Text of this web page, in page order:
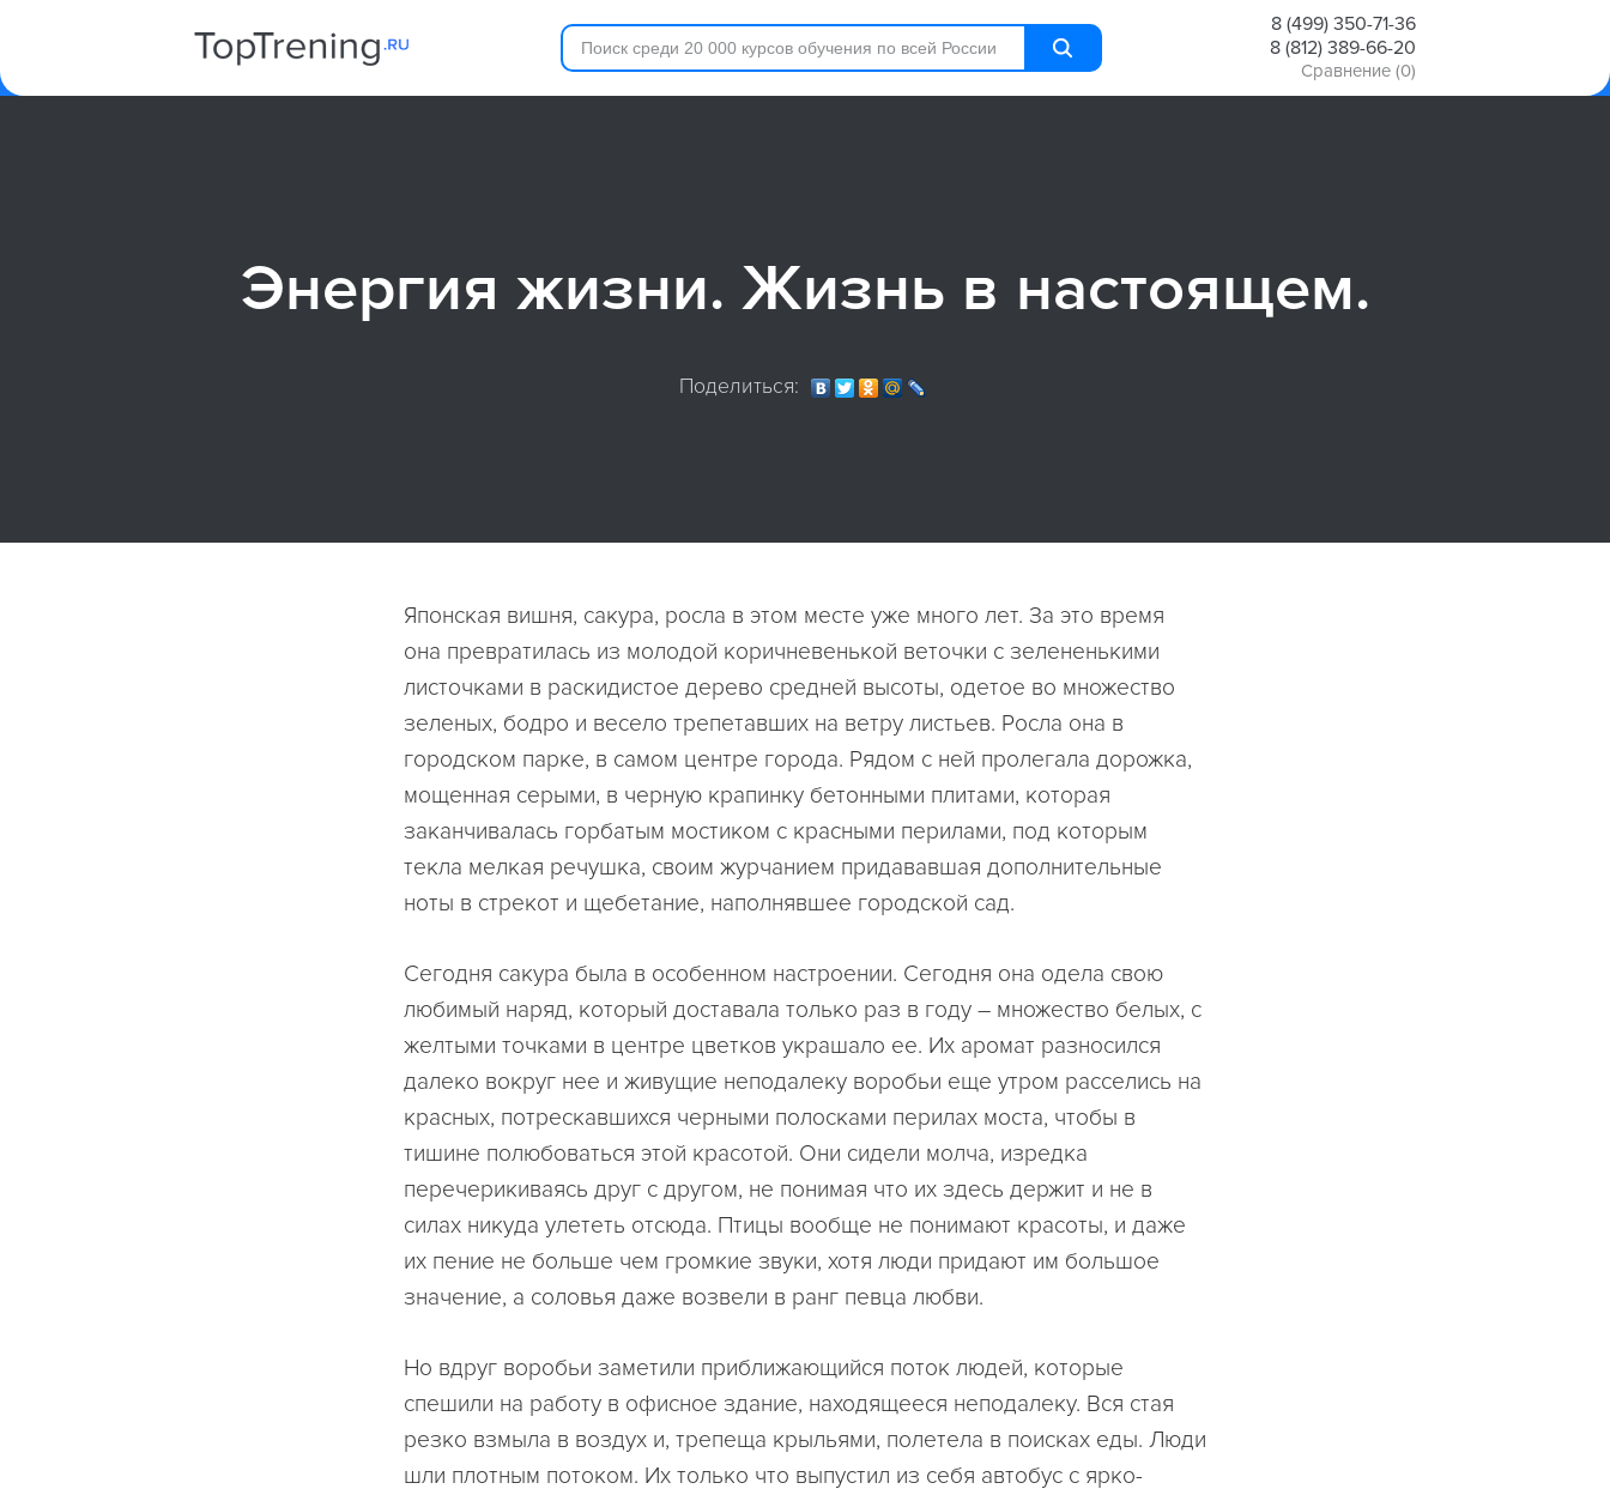
8 (499) 350-71-36
8 (812) 389-66-20
Сравнение (0)
Энергия жизни. Жизнь в настоящем.
Поделиться:
Японская вишня, сакура, росла в этом месте уже много лет. За это время
она превратилась из молодой коричневенькой веточки с зелененькими
листочками в раскидистое дерево средней высоты, одетое во множество
зеленых, бодро и весело трепетавших на ветру листьев. Росла она в
городском парке, в самом центре города. Рядом с ней пролегала дорожка,
мощенная серыми, в черную крапинку бетонными плитами, которая
заканчивалась горбатым мостиком с красными перилами, под которым
текла мелкая речушка, своим журчанием придававшая дополнительные
ноты в стрекот и щебетание, наполнявшее городской сад.
Сегодня сакура была в особенном настроении. Сегодня она одела свою
любимый наряд, который доставала только раз в году – множество белых, с
желтыми точками в центре цветков украшало ее. Их аромат разносился
далеко вокруг нее и живущие неподалеку воробьи еще утром расселись на
красных, потрескавшихся черными полосками перилах моста, чтобы в
тишине полюбоваться этой красотой. Они сидели молча, изредка
перечерикиваясь друг с другом, не понимая что их здесь держит и не в
силах никуда улететь отсюда. Птицы вообще не понимают красоты, и даже
их пение не больше чем громкие звуки, хотя люди придают им большое
значение, а соловья даже возвели в ранг певца любви.
Но вдруг воробьи заметили приближающийся поток людей, которые
спешили на работу в офисное здание, находящееся неподалеку. Вся стая
резко взмыла в воздух и, трепеща крыльями, полетела в поисках еды. Люди
шли плотным потоком. Их только что выпустил из себя автобус с ярко-